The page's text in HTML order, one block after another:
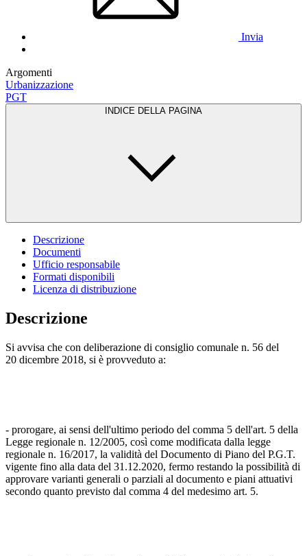
Invia
Argomenti
Urbanizzazione
PGT
INDICE DELLA PAGINA
Descrizione
Documenti
Ufficio responsabile
Formati disponibili
Licenza di distribuzione
Descrizione
Si avvisa che con deliberazione di consiglio comunale n. 56 del
20 dicembre 2018, si è provveduto a:
- prorogare, ai sensi dell'ultimo periodo del comma 5 dell'art. 5 della
Legge regionale n. 12/2005, così come modificata dalla legge
regionale n. 16/2017, la validità del Documento di Piano del P.G.T.
vigente fino alla data del 31.12.2020, fermo restando la possibilità di
approvare varianti generali o parziali al documento e piani attuativi
secondo quanto previsto dal comma 4 del medesimo art. 5.